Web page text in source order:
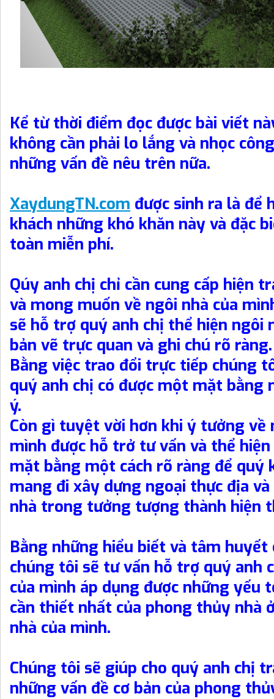
Kể từ thời điểm đọc được bài viết
không cần phải lo lắng và nhọc
những vấn đề nêu trên nữa.
XaydungTN.com được sinh ra là để
khách những khó khăn này và đặc
toàn miễn phí.
Qúy anh chị chỉ cần cung cấp hiện
và mong muốn về ngôi nhà của
sẽ hỗ trợ quý anh chị thể hiện ngôi
bản vẽ trực quan và ghi chú rõ
Bằng việc trao đổi trực tiếp chúng
quý anh chị có được một mặt bằng
ý.
Còn gì tuyệt vời hơn khi ý tưởng về
mình được hỗ trở tư vấn và thể
mặt bằng một cách rõ ràng để quý
mang đi xây dựng ngoại thực địa
nhà trong tưởng tượng thành hiện
Bằng những hiểu biết và tâm huyết
chúng tôi sẽ tư vấn hỗ trợ quý anh
của mình áp dụng được những yếu
cần thiết nhất của phong thủy nhà
nhà của mình.
Chúng tôi sẽ giúp cho quý anh chị
những vấn đề cơ bản của phong